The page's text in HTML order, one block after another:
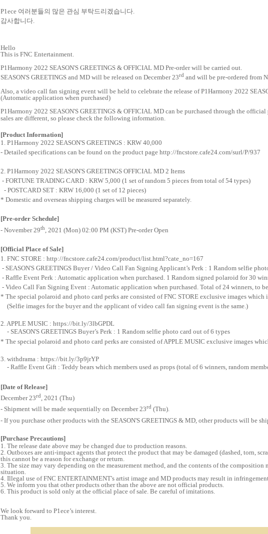
P1ece 여러분들의 많은 관심 부탁드리겠습니다.
감사합니다.
Hello
This is FNC Entertainment.
P1Harmony 2022 SEASON'S GREETINGS & OFFICIAL MD Pre-order will be carried out.
SEASON'S GREETINGS and MD will be released on December 23rd and will be pre-ordered from
Also, a video call fan signing event will be held to celebrate the release of P1Harmony 2022
(Automatic application when purchased)
P1Harmony 2022 SEASON'S GREETINGS & OFFICIAL MD can be purchased through the official
sales are different, so please check the following information.
[Product Information]
1. P1Harmony 2022 SEASON'S GREETINGS : KRW 40,000
- Detailed specifications can be found on the product page http://fncstore.cafe24.com/surl/P/937
2. P1Harmony 2022 SEASON'S GREETINGS OFFICIAL MD 2 Items
- FORTUNE TRADING CARD : KRW 5,000 (1 set of random 5 pieces from total of 54 types)
- POSTCARD SET : KRW 16,000 (1 set of 12 pieces)
* Domestic and overseas shipping charges will be measured separately.
[Pre-order Schedule]
- November 29th , 2021 (Mon) 02:00 PM (KST) Pre-order Open
[Official Place of Sale]
1. FNC STORE : http://fncstore.cafe24.com/product/list.html?cate_no=167
- SEASON'S GREETINGS Buyer / Video Call Fan Signing Applicant’s Perk : 1 Random selfie
- Raffle Event Perk : Automatic application when purchased. 1 Random signed polaroid for 30
- Video Call Fan Signing Event : Automatic application when purchased. Total of 24 winners, to
* The special polaroid and photo card perks are consisted of FNC STORE exclusive images which
(Selfie images for the buyer and the applicant of video call fan signing event is the same.)
2. APPLE MUSIC : https://bit.ly/3lbGPDL
- SEASON'S GREETINGS Buyer’s Perk : 1 Random selfie photo card out of 6 types
* The special polaroid and photo card perks are consisted of APPLE MUSIC exclusive images
3. withdrama : https://bit.ly/3p9jrYP
- Raffle Event Gift : Teddy bears which members used as props (total of 6 winners, random
[Date of Release]
December 23rd
, 2021 (Thu)
- Shipment will be made sequentially on December 23rd (Thu).
- If you purchase other products with the SEASON'S GREETINGS & MD, other products will be
[Purchase Precautions]
1. The release date above may be changed due to production reasons.
2. Outboxes are anti-impact agents that protect the product that may be damaged (dashed, torn,
this cannot be a reason for exchange or return.
3. The size may vary depending on the measurement method, and the contents of the composition
situation.
4. Illegal use of FNC ENTERTAINMENT's artist image and MD products may result in
5. We inform you that other products other than the above are not official products.
6. This product is sold only at the official place of sale. Be careful of imitations.
We look forward to P1ece’s interest.
Thank you.